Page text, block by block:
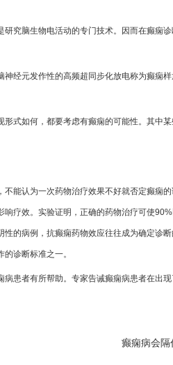
究脑生物电活动的专门技术。因而在癫痫
经元发作性的高频超同步化放电称为癫痫
式如何，都要考虑有癫痫的可能性。其中
能认为一次药物治疗效果不好就否定癫痫的
疗效。实验证明，正确的药物治疗可使
的病例，抗癫痫药物效应往往成为确定诊断
诊断标准之一。
患者有所帮助。专家告诫癫痫病患者在出
癫痫病会隔